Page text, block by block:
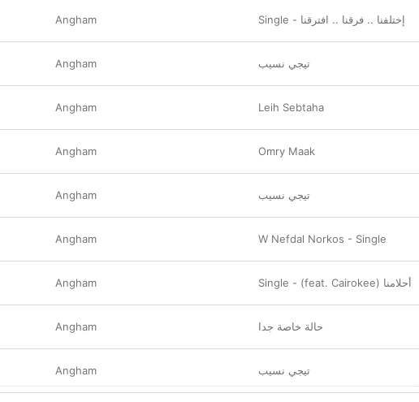
Angham إختلفنا .. فرقنا .. افترقنا - Single
Angham تيجي نسيب
Angham Leih Sebtaha
Angham Omry Maak
Angham تيجي نسيب
Angham W Nefdal Norkos - Single
Angham أحلامنا (feat. Cairokee) - Single
Angham حالة خاصة جدا
Angham تيجي نسيب